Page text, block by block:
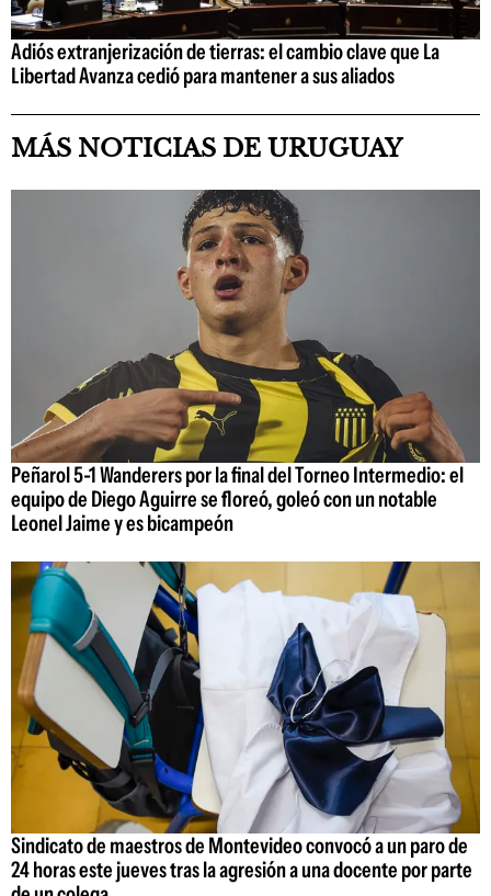
Adiós extranjerización de tierras: el cambio clave que La
Libertad Avanza cedió para mantener a sus aliados
MÁS NOTICIAS DE URUGUAY
Peñarol 5-1 Wanderers por la final del Torneo Intermedio: el
equipo de Diego Aguirre se floreó, goleó con un notable
Leonel Jaime y es bicampeón
Sindicato de maestros de Montevideo convocó a un paro de
24 horas este jueves tras la agresión a una docente por parte